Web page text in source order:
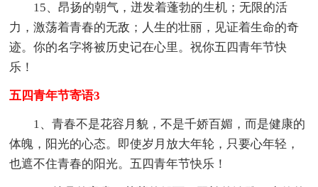
15、昂扬的朝气，迸发着蓬勃的生机；无限的活
力，激荡着青春的无敌；人生的壮丽，见证着生命的奇
迹。你的名字将被历史记在心里。祝你五四青年节快
乐！
五四青年节寄语3
1、青春不是花容月貌，不是千娇百媚，而是健康的
体魄，阳光的心态。即使岁月放大年轮，只要心年轻，
也遮不住青春的阳光。五四青年节快乐！